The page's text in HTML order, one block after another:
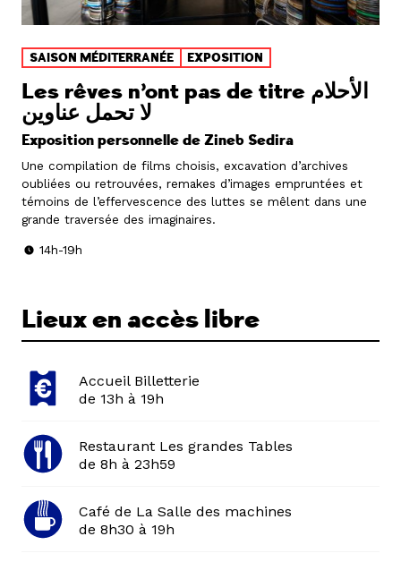
SAISON MÉDITERRANÉE EXPOSITION
Les rêves n’ont pas de titre الأحلام
لا تحمل عناوين
Exposition personnelle de Zineb Sedira
Une compilation de films choisis, excavation d’archives
oubliées ou retrouvées, remakes d’images empruntées et
témoins de l’effervescence des luttes se mêlent dans une
grande traversée des imaginaires.
14h-19h
Lieux en accès libre
Accueil Billetterie
de 13h à 19h
Restaurant Les grandes Tables
de 8h à 23h59
Café de La Salle des machines
de 8h30 à 19h